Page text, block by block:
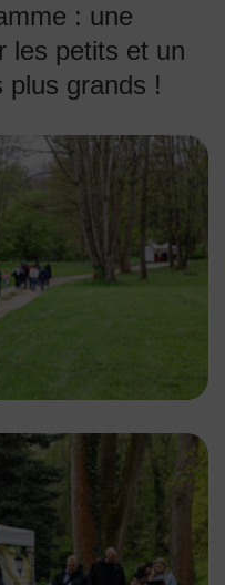
: une
les petits et un
plus grands !